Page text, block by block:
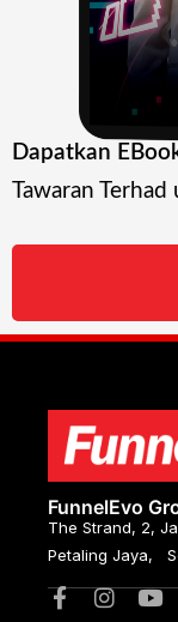
Dapatkan
Tawaran
FunnelEvo
The Strand, 2,
Petaling Jaya,